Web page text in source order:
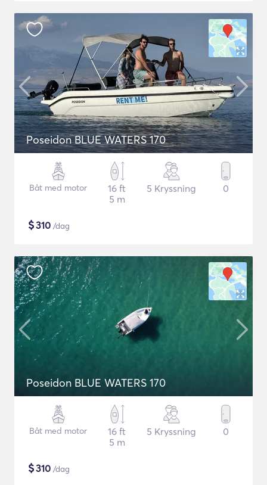
Poseidon BLUE WATERS 170
Båt med motor
16 ft
5 m
5 Kryssning 0
$310 /dag
Poseidon BLUE WATERS 170
Båt med motor
16 ft
5 m
5 Kryssning 0
$310 /dag